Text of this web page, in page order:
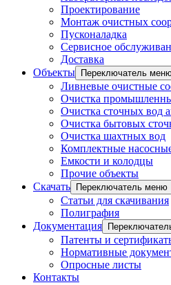
Проектирование
Монтаж очистных
Пусконаладка
Сервисное
Доставка
Объекты
Переключатель
Ливневые очистные
Очистка
Очистка сточных вод
Очистка бытовых
Очистка шахтных вод
Комплектные
Емкости и колодцы
Прочие объекты
Скачать
Переключатель меню
Статьи для скачивания
Полиграфия
Документация
Патенты и
Нормативные
Опросные листы
Контакты